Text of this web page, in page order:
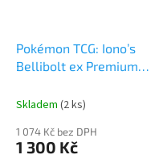
Pokémon TCG: Iono’s
Bellibolt ex Premium
Skladem (2 ks)
1 074 Kč bez DPH
1 300 Kč